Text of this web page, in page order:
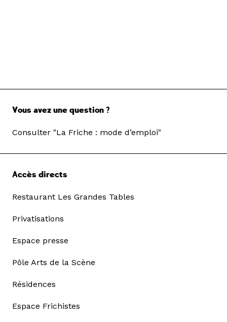
Vous avez une question ?
Consulter "La Friche : mode d’emploi"
Accès directs
Restaurant Les Grandes Tables
Privatisations
Espace presse
Pôle Arts de la Scène
Résidences
Espace Frichistes